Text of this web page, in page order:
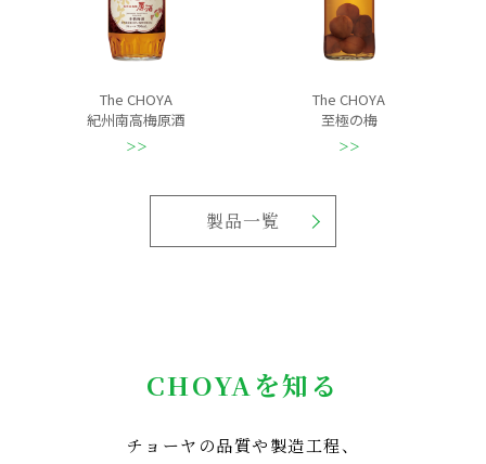
The CHOYA
紀州南高梅原酒
The CHOYA
至極の梅
製品一覧
CHOYAを知る
チョーヤの品質や製造工程、